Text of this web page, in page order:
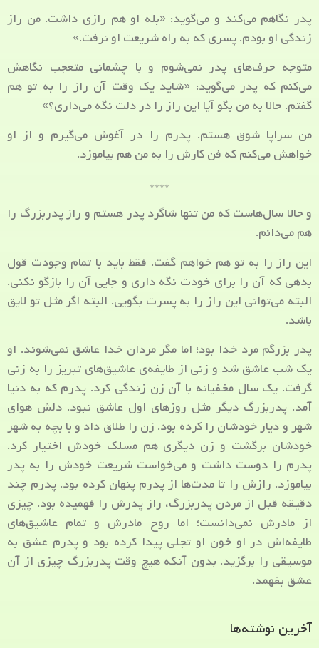
پدر نگاهم می‌کند و می‌گوید: «بله او هم رازی داشت. من راز
زندگی او بودم. پسری که به راه شریعت او نرفت.»
متوجه حرف‌های پدر نمی‌شوم و با چشمانی متعجب نگاهش
می‌کنم که پدر می‌گوید: «شاید یک وقت آن راز را به تو هم
گفتم. حالا به من بگو آیا این راز را در دلت نگه می‌داری؟»
من سراپا شوق هستم. پدرم را در آغوش می‌گیرم و از او
خواهش می‌کنم که فن کارش را به من هم بیاموزد.
****
و حالا سال‌هاست که من تنها شاگرد پدر هستم و راز پدربزرگ را
هم می‌دانم.
این راز را به تو هم خواهم گفت. فقط باید با تمام وجودت قول
بدهی که آن را برای خودت نگه داری و جایی آن را بازگو نکنی.
البته می‌توانی این راز را به پسرت بگویی. البته اگر مثل تو لایق
باشد.
پدر بزرگم مرد خدا بود؛ اما مگر مردان خدا عاشق نمی‌شوند. او
یک شب عاشق شد و زنی از طایفه‌ی عاشیق‌های تبریز را به زنی
گرفت. یک سال مخفیانه با آن زن زندگی کرد. پدرم که به دنیا
آمد. پدربزرگ دیگر مثل روزهای اول عاشق نبود. دلش هوای
شهر و دیار خودشان را کرده بود. زن را طلاق داد و با بچه به شهر
خودشان برگشت و زن دیگری هم مسلک خودش اختیار کرد.
پدرم را دوست داشت و می‌خواست شریعت خودش را به پدر
بیاموزد. رازش را تا مدت‌ها از پدرم پنهان کرده بود. پدرم چند
دقیقه قبل از مردن پدربزرگ، راز پدرش را فهمیده بود. چیزی
از مادرش نمی‌دانست؛ اما روح مادرش و تمام عاشیق‌های
طایفه‌اش در او خون او تجلی پیدا کرده بود و پدرم عشق به
موسیقی را برگزید. بدون آنکه هیچ وقت پدربزرگ چیزی از آن
عشق بفهمد.
آخرین نوشته‌ها